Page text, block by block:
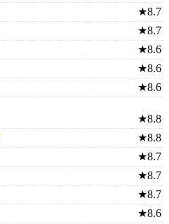
★8.7
★8.7
★8.6
★8.6
★8.6
★8.8
★8.8
★8.7
★8.7
★8.7
★8.6